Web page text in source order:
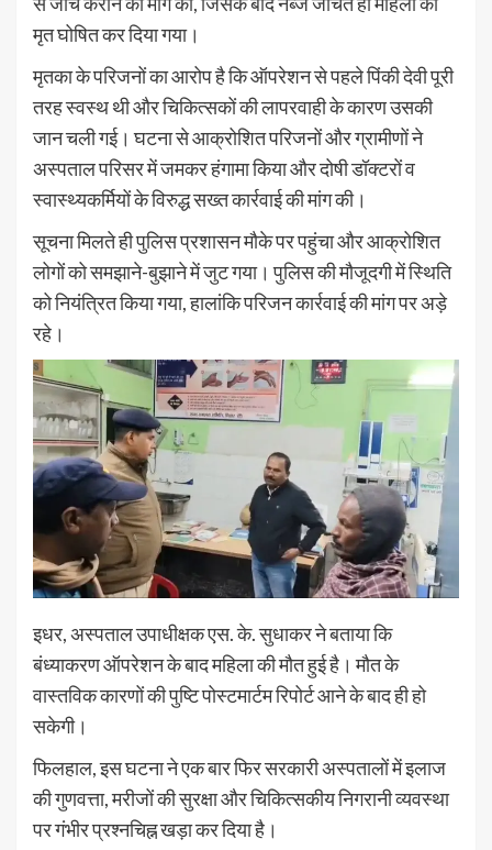
मृत घोषित कर दिया गया।
मृतका के परिजनों का आरोप है कि ऑपरेशन से पहले पिंकी देवी पूरी
तरह स्वस्थ थी और चिकित्सकों की लापरवाही के कारण उसकी
जान चली गई। घटना से आक्रोशित परिजनों और ग्रामीणों ने
अस्पताल परिसर में जमकर हंगामा किया और दोषी डॉक्टरों व
स्वास्थ्यकर्मियों के विरुद्ध सख्त कार्रवाई की मांग की।
सूचना मिलते ही पुलिस प्रशासन मौके पर पहुंचा और आक्रोशित
लोगों को समझाने-बुझाने में जुट गया। पुलिस की मौजूदगी में स्थिति
को नियंत्रित किया गया, हालांकि परिजन कार्रवाई की मांग पर अड़े
रहे।
इधर, अस्पताल उपाधीक्षक एस. के. सुधाकर ने बताया कि
बंध्याकरण ऑपरेशन के बाद महिला की मौत हुई है। मौत के
वास्तविक कारणों की पुष्टि पोस्टमार्टम रिपोर्ट आने के बाद ही हो
सकेगी।
फिलहाल, इस घटना ने एक बार फिर सरकारी अस्पतालों में इलाज
की गुणवत्ता, मरीजों की सुरक्षा और चिकित्सकीय निगरानी व्यवस्था
पर गंभीर प्रश्नचिह्न खड़ा कर दिया है।